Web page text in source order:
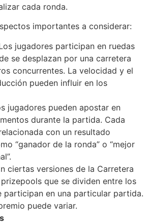
cada ronda.
importantes a considerar:
jugadores participan en ruedas
se desplazan por una carretera
concurrentes. La velocidad y el
pueden influir en los
jugadores pueden apostar en
durante la partida. Cada
con un resultado
“ganador de la ronda” o “mejor
ciertas versiones de la Carretera
que se dividen entre los
participan en una particular partida.
puede variar.